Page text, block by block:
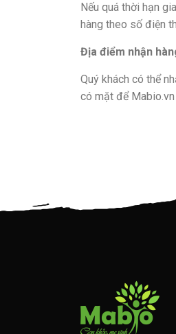
Nếu quá thời hạn
hàng theo số điện
Địa điểm nhận
Quý khách có thể
có mặt để